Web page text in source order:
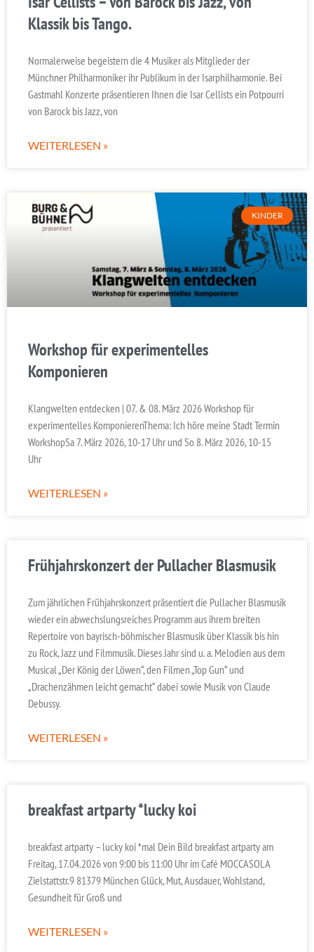
Klassik bis Tango.
Normalerweise begeistern die 4 Musiker als Mitglieder der
Münchner Philharmoniker ihr Publikum in der Isarphilharmonie. Bei
Gastmahl Konzerte präsentieren Ihnen die Isar Cellists ein Potpourri
von Barock bis Jazz, von
WEITERLESEN »
KINDER
Workshop für experimentelles
Komponieren
Klangwelten entdecken | 07. & 08. März 2026 Workshop für
experimentelles KomponierenThema: Ich höre meine Stadt Termin
WorkshopSa 7. März 2026, 10-17 Uhr und So 8. März 2026, 10-15
Uhr
WEITERLESEN »
Frühjahrskonzert der Pullacher Blasmusik
Zum jährlichen Frühjahrskonzert präsentiert die Pullacher Blasmusik
wieder ein abwechslungsreiches Programm aus ihrem breiten
Repertoire von bayrisch-böhmischer Blasmusik über Klassik bis hin
zu Rock, Jazz und Filmmusik. Dieses Jahr sind u. a. Melodien aus dem
Musical „Der König der Löwen“, den Filmen „Top Gun“ und
„Drachenzähmen leicht gemacht“ dabei sowie Musik von Claude
Debussy.
WEITERLESEN »
breakfast artparty *lucky koi
breakfast artparty – lucky koi *mal Dein Bild breakfast artparty am
Freitag, 17.04.2026 von 9:00 bis 11:00 Uhr im Café MOCCASOLA
Zielstattstr.9 81379 München Glück, Mut, Ausdauer, Wohlstand,
Gesundheit für Groß und
WEITERLESEN »